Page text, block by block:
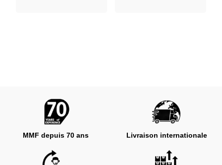
MMF depuis 70 ans Livraison internationale